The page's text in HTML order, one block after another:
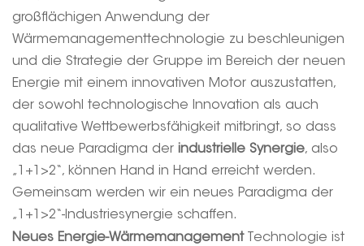
großflächigen Anwendung der
Wärmemanagementtechnologie zu beschleunigen
und die Strategie der Gruppe im Bereich der neuen
Energie mit einem innovativen Motor auszustatten,
der sowohl technologische Innovation als auch
qualitative Wettbewerbsfähigkeit mitbringt, so dass
das neue Paradigma der industrielle Synergie, also
„1+1>2“, können Hand in Hand erreicht werden.
Gemeinsam werden wir ein neues Paradigma der
„1+1>2“-Industriesynergie schaffen.
Neues Energie-WärmemanagementTechnologie ist